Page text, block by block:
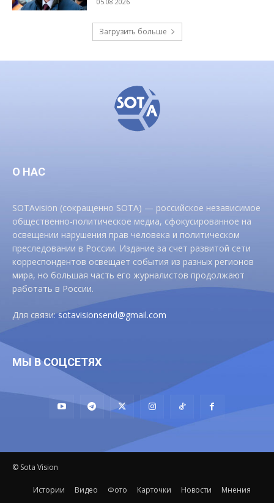
Загрузить больше
О НАС
SOTAvision (сокращенно SOTA) — российское независимое
общественно-политическое медиа, сфокусированное на
освещении нарушения прав человека и политическом
преследовании в России. Издание за счет развитой сети
корреспондентов освещает события из разных регионов
мира, но большая часть его журналистов продолжают
работать в России.
Для связи:sotavisionsend@gmail.com
МЫ В СОЦСЕТЯХ
© Sota Vision
Истории Видео Фото Карточки Новости Мнения